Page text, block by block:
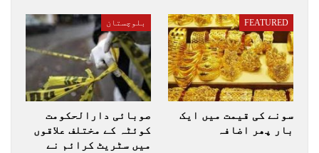
FEATURED
سونے کی قیمت میں ایک
بار پھر اضافہ
بلوچستان
صوبائی دارالحکومت
کوئٹہ کے مختلف علاقوں
میں سٹریٹ کرائم نے